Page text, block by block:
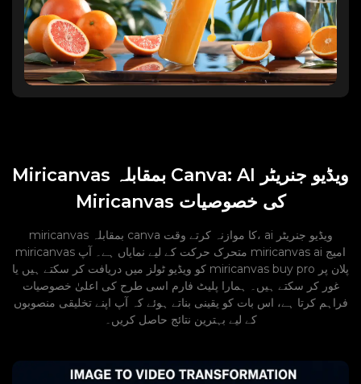
Miricanvas بمقابلہ Canva: AI ویڈیو جنریٹر
Miricanvas کی خصوصیات
miricanvas بمقابلہ canva کا موازنہ کرتے وقت، ai ویڈیو جنریٹر
miricanvas متحرک حرکت کے لیے نمایاں ہے۔ آپ miricanvas ai امیج
کو ویڈیو ٹولز میں دریافت کر سکتے ہیں یا miricanvas buy pro پلان پر
غور کر سکتے ہیں۔ ہمارا پلیٹ فارم اسی طرح کی اعلیٰ خصوصیات
فراہم کرتا ہے، اس بات کو یقینی بناتے ہوئے کہ آپ اپنے تخلیقی منصوبوں
کے لیے بہترین نتائج حاصل کریں۔